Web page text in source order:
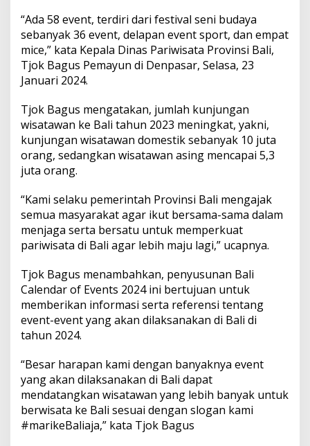
0
2
4
T
k
B
a
g
u
d
a
5
8
E
e
n
t
“Ada 58 event, terdiri dari festival seni budaya
sebanyak 36 event, delapan event sport, dan empat
mice,” kata Kepala Dinas Pariwisata Provinsi Bali,
Tjok Bagus Pemayun di Denpasar, Selasa, 23
Januari 2024.
Tjok Bagus mengatakan, jumlah kunjungan
wisatawan ke Bali tahun 2023 meningkat, yakni,
kunjungan wisatawan domestik sebanyak 10 juta
orang, sedangkan wisatawan asing mencapai 5,3
juta orang.
“Kami selaku pemerintah Provinsi Bali mengajak
semua masyarakat agar ikut bersama-sama dalam
menjaga serta bersatu untuk memperkuat
pariwisata di Bali agar lebih maju lagi,” ucapnya.
Tjok Bagus menambahkan, penyusunan Bali
Calendar of Events 2024 ini bertujuan untuk
memberikan informasi serta referensi tentang
event-event yang akan dilaksanakan di Bali di
tahun 2024.
“Besar harapan kami dengan banyaknya event
yang akan dilaksanakan di Bali dapat
mendatangkan wisatawan yang lebih banyak untuk
berwisata ke Bali sesuai dengan slogan kami
#marikeBaliaja,” kata Tjok Bagus